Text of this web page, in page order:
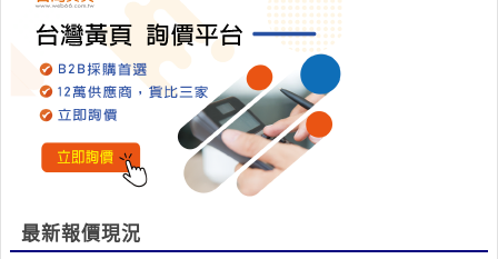
最新報價現況